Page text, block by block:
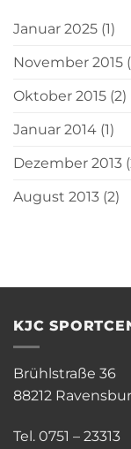
Januar 2025 (1)
November 2015
Oktober 2015 (2)
Januar 2014 (1)
Dezember 2013
August 2013 (2)
KJC
Brühlstraße 36
88212
Tel. 0751 – 23313